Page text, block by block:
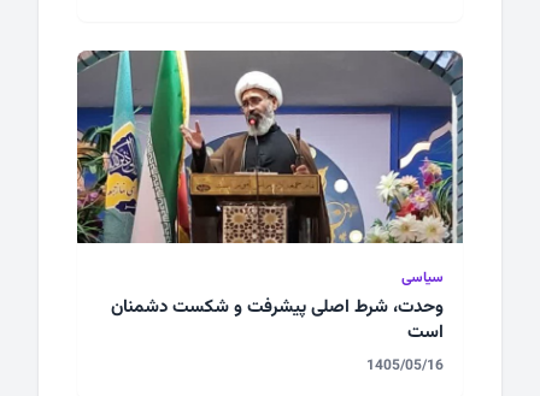
سیاسی
وحدت، شرط اصلی پیشرفت و شکست دشمنان
است
1405/05/16